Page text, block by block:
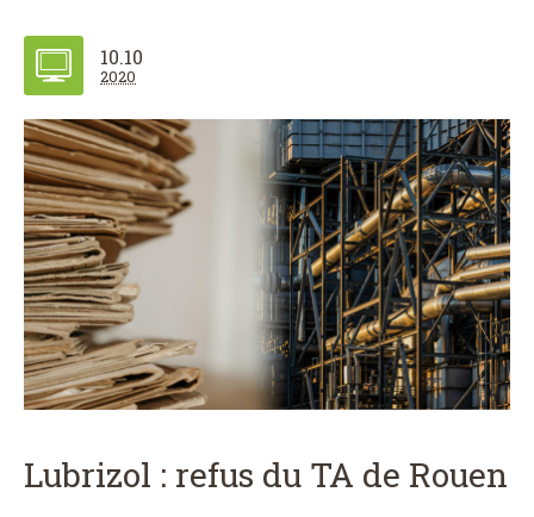
10.10
2020
Lubrizol : refus du TA de Rouen